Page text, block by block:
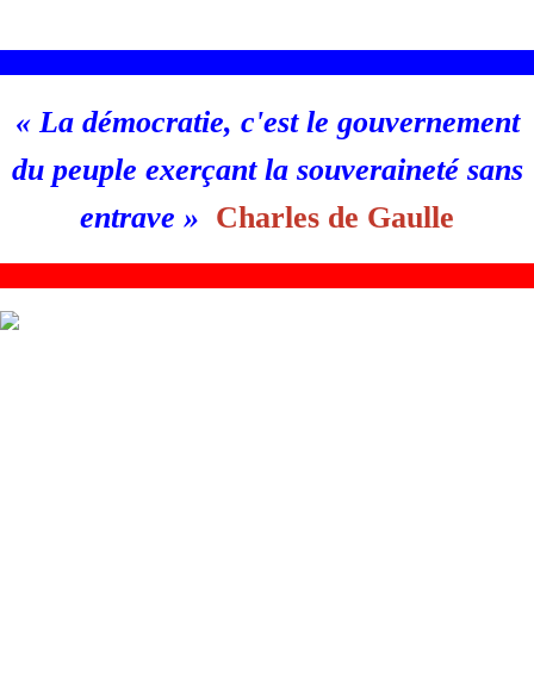
«La démocratie, c'est le gouvernement
du peuple exerçant la souveraineté sans
entrave » Charles de Gaulle